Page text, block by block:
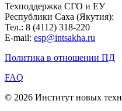
Техподдержка СГО и ЕУ
Республики Саха (Якутия):
Тел.: 8 (4112) 318-220
E-mail: esp@intsakha.ru
Политика в отношении ПД
FAQ
© 2026 Институт новых